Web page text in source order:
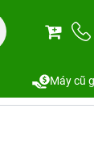
Máy cũ
14 Series